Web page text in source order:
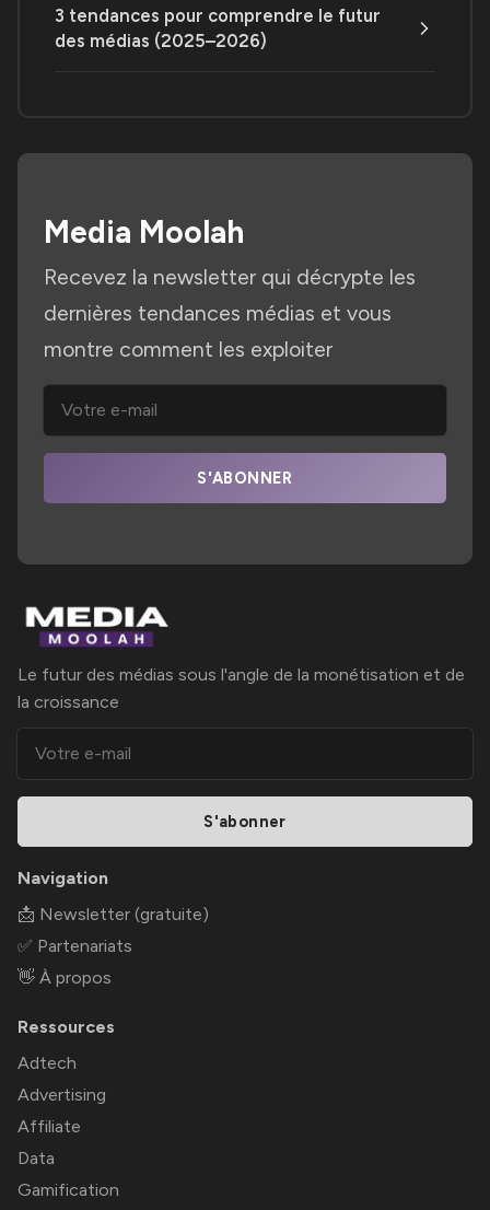
3 tendances pour comprendre le futur
des médias (2025–2026)
Media Moolah
Recevez la newsletter qui décrypte les
dernières tendances médias et vous
montre comment les exploiter
S'ABONNER
Le futur des médias sous l'angle de la monétisation et de
la croissance
S'abonner
Navigation
📩 Newsletter (gratuite)
✅ Partenariats
👋 À propos
Ressources
Adtech
Advertising
Affiliate
Data
Gamification